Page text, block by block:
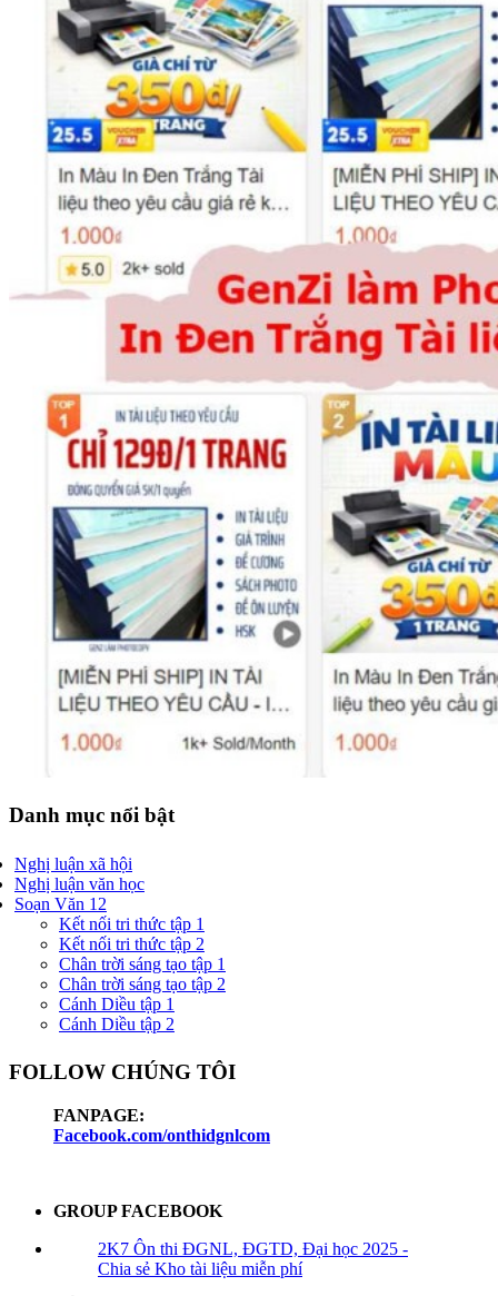
Danh mục nổi bật
Nghị luận xã hội
Nghị luận văn học
Soạn Văn 12
Kết nối tri thức tập 1
Kết nối tri thức tập 2
Chân trời sáng tạo tập 1
Chân trời sáng tạo tập 2
Cánh Diều tập 1
Cánh Diều tập 2
FOLLOW CHÚNG TÔI
FANPAGE:
Facebook.com/onthidgnlcom
GROUP FACEBOOK
2K7 Ôn thi ĐGNL, ĐGTD, Đại học 2025 -
Chia sẻ Kho tài liệu miễn phí